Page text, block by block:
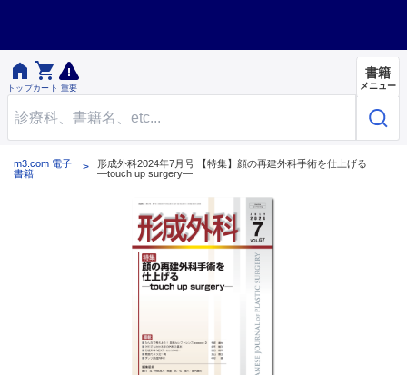

トップ

カート 重要
書籍
メニュー
m3.com 電子
書籍
形成外科2024年7月号 【特集】顔の再建外科手術を仕上げる
―touch up surgery―